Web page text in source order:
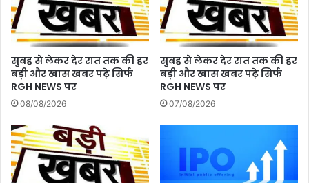
का
राशिफल
सुबह से लेकर देर रात तक की हर
बड़ी और खास खबर पढ़े सिर्फ
RGH NEWS पर
08/08/2026
सुबह से लेकर देर रात तक की हर
बड़ी और खास खबर पढ़े सिर्फ
RGH NEWS पर
07/08/2026